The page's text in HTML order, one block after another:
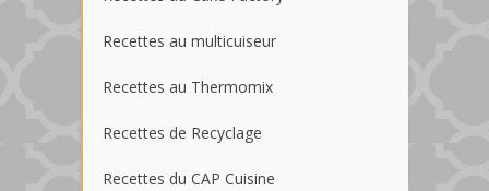
Recettes au multicuiseur
Recettes au Thermomix
Recettes de Recyclage
Recettes du CAP Cuisine